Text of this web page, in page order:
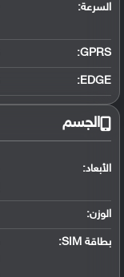
السرعة:
GPRS:
EDGE:
الجسم
الأبعاد:
الوزن:
بطاقة SIM: